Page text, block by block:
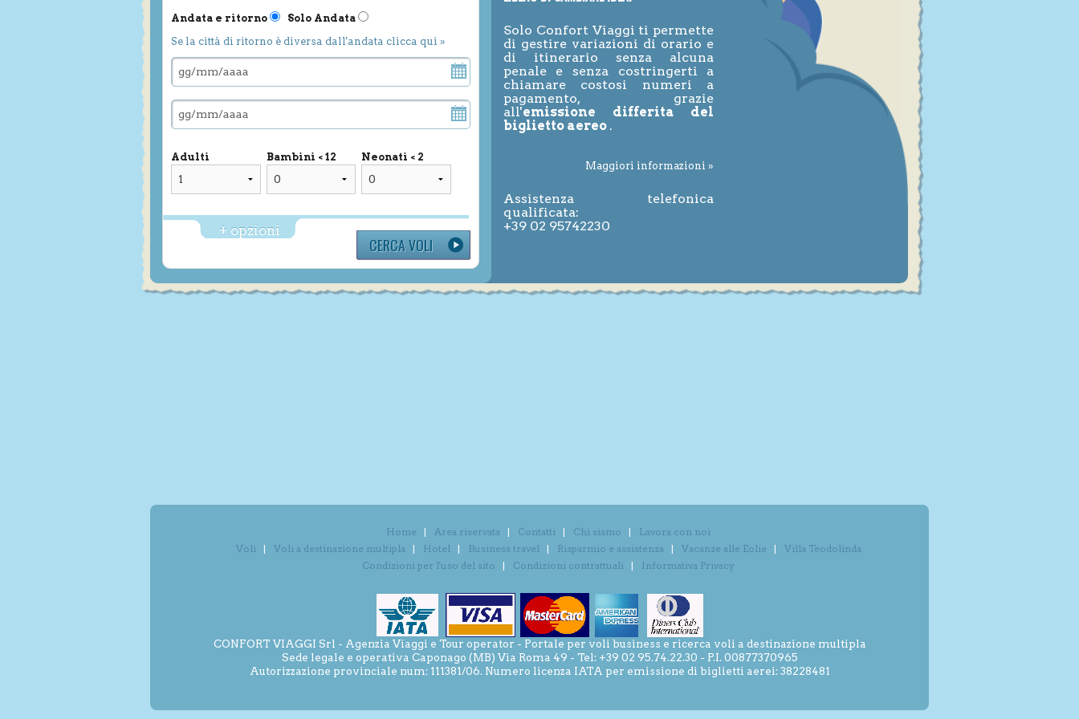
Andata e ritorno
Solo Andata
Se la città di ritorno è diversa dall'andata clicca qui »
Adulti Bambini < 12 Neonati < 2
+ opzioni
Solo Confort Viaggi ti permette
di gestire variazioni di orario e
di itinerario senza alcuna
penale e senza costringerti a
chiamare costosi numeri a
pagamento, grazie
all'emissione differita del
biglietto aereo .
Maggiori informazioni »
Assistenza telefonica
qualificata:
+39 02 95742230
Home Area riservata Contatti Chi siamo
Lavora con noi
Voli
Voli a destinazione multipla Hotel Business travel Risparmio e assistenza Vacanze alle Eolie
Villa Teodolinda
Condizioni per l'uso del sito
Condizioni contrattuali Informativa Privacy
CONFORT VIAGGI Srl - Agenzia Viaggi e Tour operator - Portale per voli business e ricerca voli a destinazione multipla
Sede legale e operativa Caponago (MB) Via Roma 49 - Tel: +39 02 95.74.22.30 - P.I. 00877370965
Autorizzazione provinciale num: 111381/06. Numero licenza IATA per emissione di biglietti aerei: 38228481